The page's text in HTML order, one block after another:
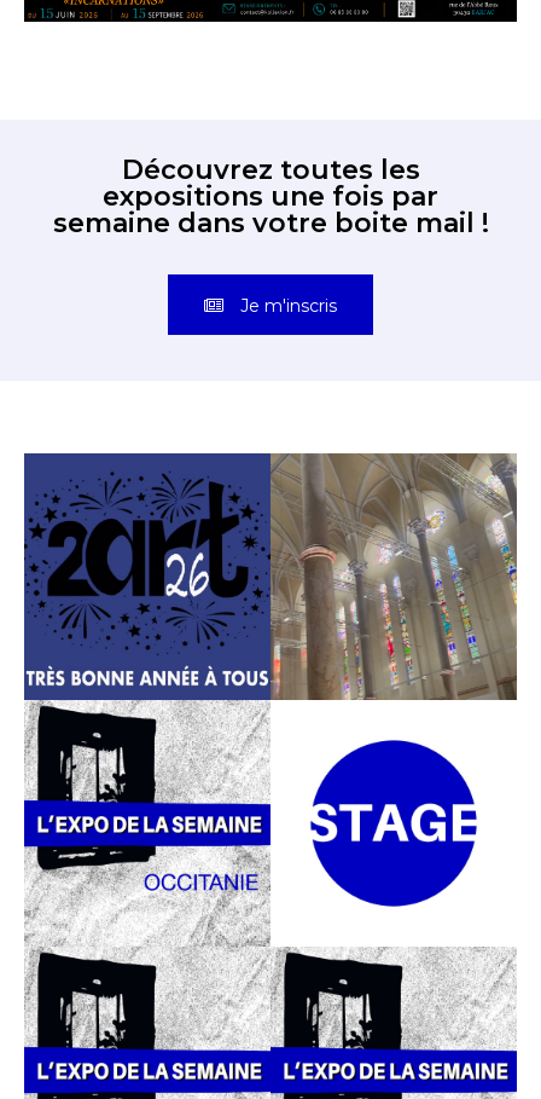
Découvrez toutes les
semaine dans votre boite mail !